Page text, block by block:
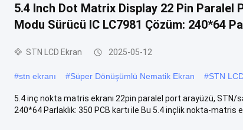
5.4 Inch Dot Matrix Display 22 Pin Paralel
Modu Sürücü IC LC7981 Çözüm: 240*64
STN LCD Ekran 2025-05-12
#stn ekranı #Süper Dönüşümlü Nematik Ekran #STN
5.4 inç nokta matris ekranı 22pin paralel port arayüzü,
240*64 Parlaklık: 350 PCB kartı ile Bu 5.4 inçlik nokta-matris